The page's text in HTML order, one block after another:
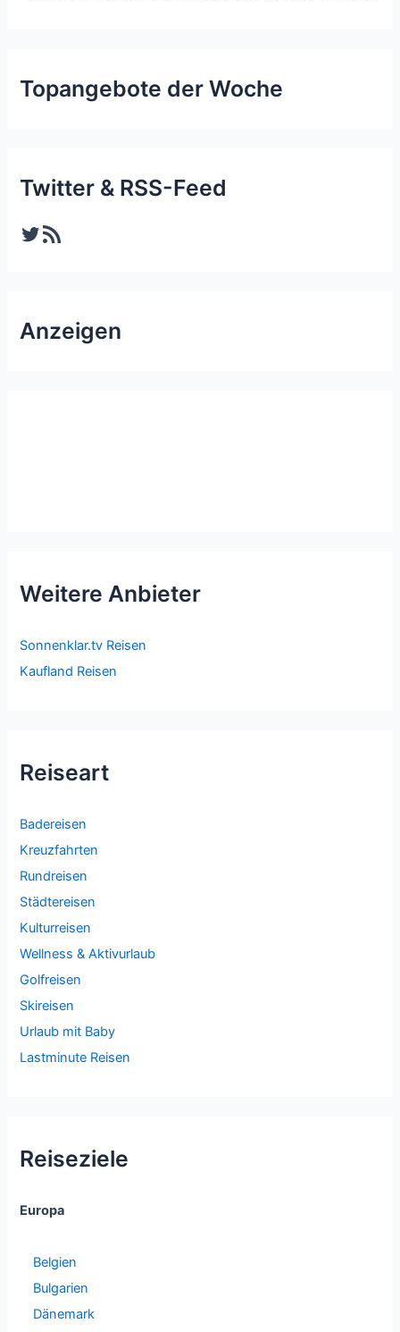
Topangebote der Woche
Twitter & RSS-Feed
Twitter RSS-Feed
Anzeigen
Weitere Anbieter
Sonnenklar.tv Reisen
Kaufland Reisen
Reiseart
Badereisen
Kreuzfahrten
Rundreisen
Städtereisen
Kulturreisen
Wellness & Aktivurlaub
Golfreisen
Skireisen
Urlaub mit Baby
Lastminute Reisen
Reiseziele
Europa
Belgien
Bulgarien
Dänemark